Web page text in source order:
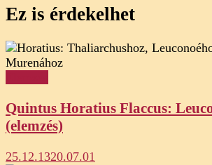
Ez is érdekelhet
Quintus Horatius Flaccus:
(elemzés)
25.12.1320.07.01